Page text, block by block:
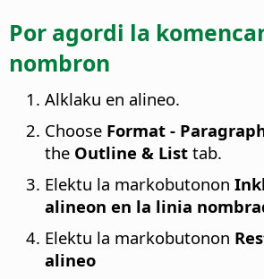
Por agordi la
nombron
Alklaku en alineo.
Choose Format -
the Outline & List tab.
Elektu la markobutonon
alineon en la linia
Elektu la markobutonon
alineo